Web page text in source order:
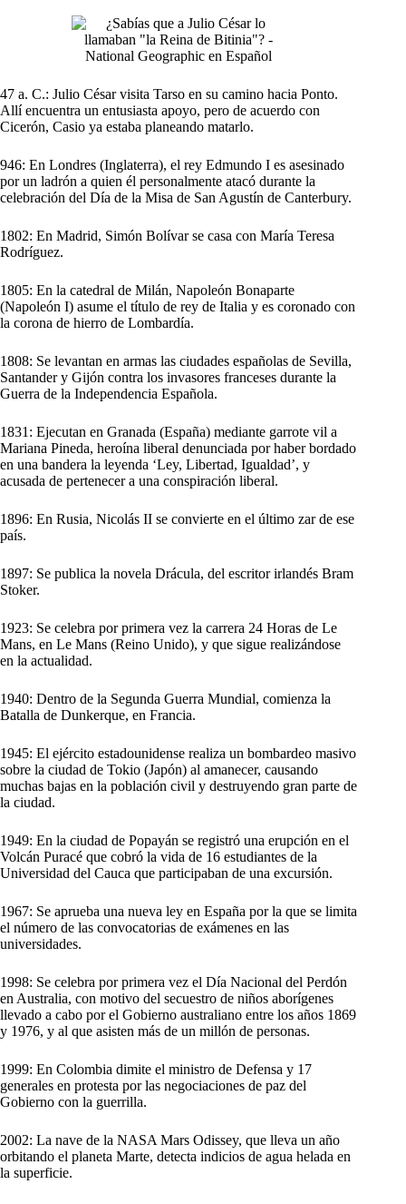
47 a. C.: Julio César visita Tarso en su camino hacia Ponto.
Allí encuentra un entusiasta apoyo, pero de acuerdo con
Cicerón, Casio ya estaba planeando matarlo.
946: En Londres (Inglaterra), el rey Edmundo I es asesinado
por un ladrón a quien él personalmente atacó durante la
celebración del Día de la Misa de San Agustín de Canterbury.
1802: En Madrid, Simón Bolívar se casa con María Teresa
Rodríguez.
1805: En la catedral de Milán, Napoleón Bonaparte
(Napoleón I) asume el título de rey de Italia y es coronado con
la corona de hierro de Lombardía.
1808: Se levantan en armas las ciudades españolas de Sevilla,
Santander y Gijón contra los invasores franceses durante la
Guerra de la Independencia Española.
1831: Ejecutan en Granada (España) mediante garrote vil a
Mariana Pineda, heroína liberal denunciada por haber bordado
en una bandera la leyenda ‘Ley, Libertad, Igualdad’, y
acusada de pertenecer a una conspiración liberal.
1896: En Rusia, Nicolás II se convierte en el último zar de ese
país.
1897: Se publica la novela Drácula, del escritor irlandés Bram
Stoker.
1923: Se celebra por primera vez la carrera 24 Horas de Le
Mans, en Le Mans (Reino Unido), y que sigue realizándose
en la actualidad.
1940: Dentro de la Segunda Guerra Mundial, comienza la
Batalla de Dunkerque, en Francia.
1945: El ejército estadounidense realiza un bombardeo masivo
sobre la ciudad de Tokio (Japón) al amanecer, causando
muchas bajas en la población civil y destruyendo gran parte de
la ciudad.
1949: En la ciudad de Popayán se registró una erupción en el
Volcán Puracé que cobró la vida de 16 estudiantes de la
Universidad del Cauca que participaban de una excursión.
1967: Se aprueba una nueva ley en España por la que se limita
el número de las convocatorias de exámenes en las
universidades.
1998: Se celebra por primera vez el Día Nacional del Perdón
en Australia, con motivo del secuestro de niños aborígenes
llevado a cabo por el Gobierno australiano entre los años 1869
y 1976, y al que asisten más de un millón de personas.
1999: En Colombia dimite el ministro de Defensa y 17
generales en protesta por las negociaciones de paz del
Gobierno con la guerrilla.
2002: La nave de la NASA Mars Odissey, que lleva un año
orbitando el planeta Marte, detecta indicios de agua helada en
la superficie.